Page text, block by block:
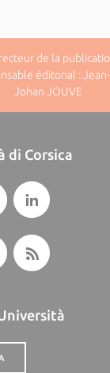
de la
éditorial : Jean-
Johan JOUVE
di Corsica